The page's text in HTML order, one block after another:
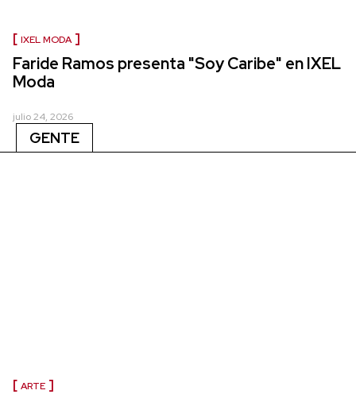
IXEL MODA
Faride Ramos presenta "Soy Caribe" en IXEL
Moda
julio 24, 2026
GENTE
ARTE